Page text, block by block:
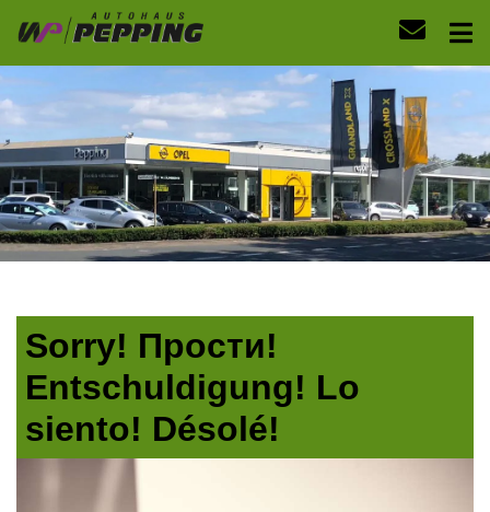
Sorry! Прости!
Entschuldigung! Lo
siento! Désolé!